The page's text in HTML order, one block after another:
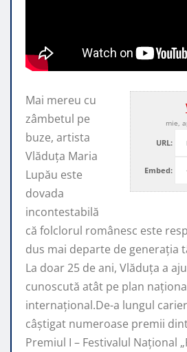
mie,
URL:
Embed:
Mai mereu cu
zâmbetul pe
buze, artista
Vlăduța Maria
Lupău este
dovada
incontestabilă
că folclorul românesc este
dus mai departe de generaţia
La doar 25 de ani, Vlăduța a
cunoscută atât pe plan
internaţional.De-a lungul
câştigat numeroase premii
Premiul I – Festivalul Național